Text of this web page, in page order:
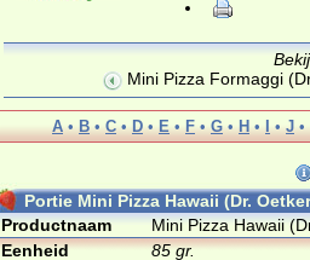
Mini Pizza Formaggi
A • B • C • D • E • F • G • H • I • J •
Portie Mini Pizza Hawaii (Dr.
Productnaam
Mini Pizza Hawaii
Eenheid
85 gr.